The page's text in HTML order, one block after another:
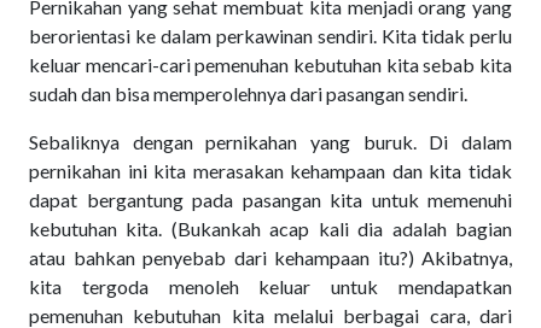
Pernikahan yang sehat membuat kita menjadi orang yang
berorientasi ke dalam perkawinan sendiri. Kita tidak perlu
keluar mencari-cari pemenuhan kebutuhan kita sebab kita
sudah dan bisa memperolehnya dari pasangan sendiri.
Sebaliknya dengan pernikahan yang buruk. Di dalam
pernikahan ini kita merasakan kehampaan dan kita tidak
dapat bergantung pada pasangan kita untuk memenuhi
kebutuhan kita. (Bukankah acap kali dia adalah bagian
atau bahkan penyebab dari kehampaan itu?) Akibatnya,
kita tergoda menoleh keluar untuk mendapatkan
pemenuhan kebutuhan kita melalui berbagai cara, dari